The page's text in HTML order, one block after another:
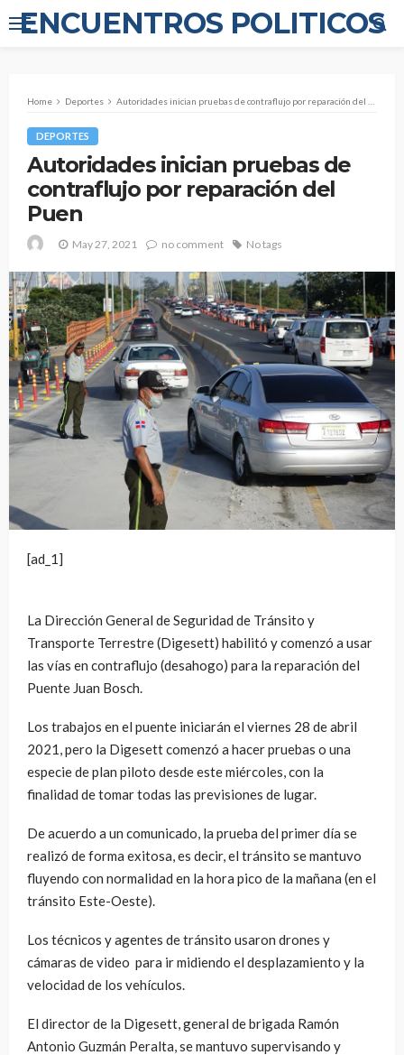
ENCUENTROS POLITICOS
Home Deportes Autoridades inician pruebas de contraflujo por reparación del Puen
DEPORTES
Autoridades inician pruebas de
contraflujo por reparación del
Puen
May 27, 2021 no comment No tags
[ad_1]
La Dirección General de Seguridad de Tránsito y
Transporte Terrestre (Digesett) habilitó y comenzó a usar
las vías en contraflujo (desahogo) para la reparación del
Puente Juan Bosch.
Los trabajos en el puente iniciarán el viernes 28 de abril
2021, pero la Digesett comenzó a hacer pruebas o una
especie de plan piloto desde este miércoles, con la
finalidad de tomar todas las previsiones de lugar.
De acuerdo a un comunicado, la prueba del primer día se
realizó de forma exitosa, es decir, el tránsito se mantuvo
fluyendo con normalidad en la hora pico de la mañana (en el
tránsito Este-Oeste).
Los técnicos y agentes de tránsito usaron drones y
cámaras de video para ir midiendo el desplazamiento y la
velocidad de los vehículos.
El director de la Digesett, general de brigada Ramón
Antonio Guzmán Peralta, se mantuvo supervisando y